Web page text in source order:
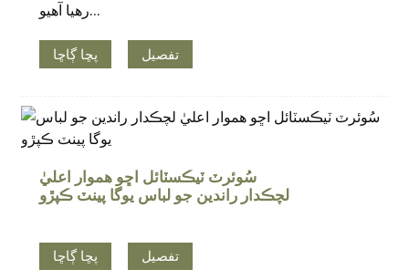
رهيا آهيو...
پڇا ڳاڇا تفصيل
سُوئرٽ ٽيڪسٽائل اڇو هموار اعليٰ
لچڪدار راندين جو لباس يوگا پينٽ ڪپڙو
پڇا ڳاڇا تفصيل